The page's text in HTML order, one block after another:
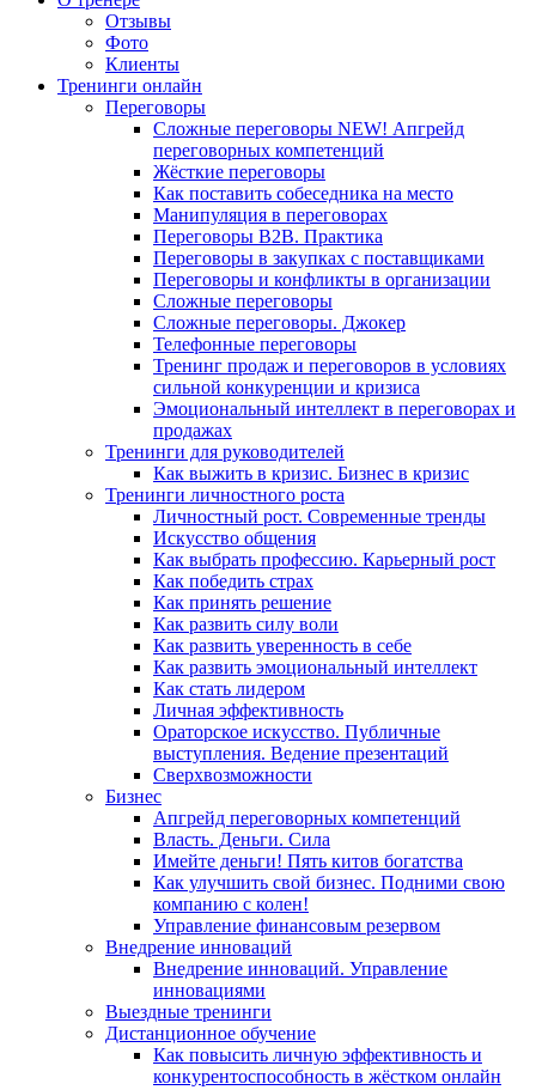
Отзывы
Фото
Клиенты
Тренинги онлайн
Переговоры
Сложные переговоры NEW! Апгрейд
переговорных компетенций
Жёсткие переговоры
Как поставить собеседника на место
Манипуляция в переговорах
Переговоры B2B. Практика
Переговоры в закупках с поставщиками
Переговоры и конфликты в организации
Сложные переговоры
Сложные переговоры. Джокер
Телефонные переговоры
Тренинг продаж и переговоров в условиях
сильной конкуренции и кризиса
Эмоциональный интеллект в переговорах и
продажах
Тренинги для руководителей
Как выжить в кризис. Бизнес в кризис
Тренинги личностного роста
Личностный рост. Современные тренды
Искусство общения
Как выбрать профессию. Карьерный рост
Как победить страх
Как принять решение
Как развить силу воли
Как развить уверенность в себе
Как развить эмоциональный интеллект
Как стать лидером
Личная эффективность
Ораторское искусство. Публичные
выступления. Ведение презентаций
Сверхвозможности
Бизнес
Апгрейд переговорных компетенций
Власть. Деньги. Сила
Имейте деньги! Пять китов богатства
Как улучшить свой бизнес. Подними свою
компанию с колен!
Управление финансовым резервом
Внедрение инноваций
Внедрение инноваций. Управление
инновациями
Выездные тренинги
Дистанционное обучение
Как повысить личную эффективность и
конкурентоспособность в жёстком онлайн